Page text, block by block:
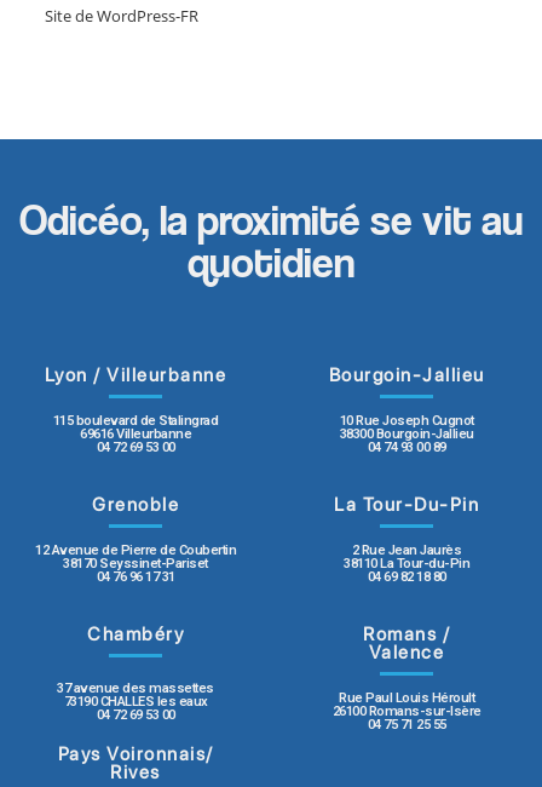
Site de WordPress-FR
Odicéo, la proximité se vit au
quotidien
Lyon / Villeurbanne
115 boulevard de Stalingrad
69616 Villeurbanne
04 72 69 53 00
Bourgoin-Jallieu
10 Rue Joseph Cugnot
38300 Bourgoin-Jallieu
04 74 93 00 89
Grenoble
12 Avenue de Pierre de Coubertin
38170 Seyssinet-Pariset
04 76 96 17 31
La Tour-Du-Pin
2 Rue Jean Jaurès
38110 La Tour-du-Pin
04 69 82 18 80
Chambéry
37 avenue des massettes
73190 CHALLES les eaux
04 72 69 53 00
Romans /
Valence
Rue Paul Louis Héroult
26100 Romans-sur-Isère
04 75 71 25 55
Pays Voironnais/
Rives